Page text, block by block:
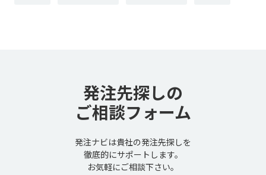
発注先探しの
ご相談フォーム
発注ナビは貴社の発注先探しを
徹底的にサポートします。
お気軽にご相談下さい。